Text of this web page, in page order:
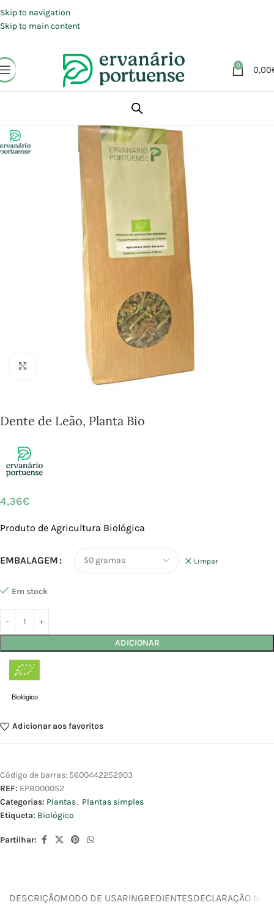
Skip to navigation
Skip to main content
0 0,00
Click to enlarge
Dente de Leão, Planta Bio
4,36€
Produto de Agricultura Biológica
EMBALAGEM Limpar
Em stock
ADICIONAR
Biológico
Adicionar aos favoritos
Código de barras: 5600442252903
REF: EPB000052
Categorias: Plantas, Plantas simples
Etiqueta: Biológico
Partilhar:
DESCRIÇÃOMODO DE USARINGREDIENTESDECLARAÇÃO